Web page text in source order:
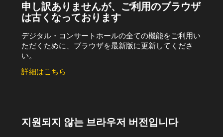
申し訳ありませんが、ご利用のブラウザ
は古くなっております
デジタル・コンサートホールの全ての機能をご利用い
ただくために、ブラウザを最新版に更新してくださ
い。
詳細はこちら
지원되지 않는 브라우저 버전입니다